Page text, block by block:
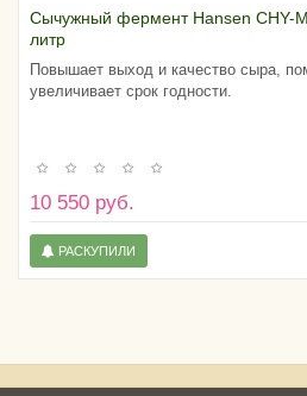
Сычужный фермент Hansen CHY-
литр
Повышает выход и качество сыра,
увеличивает срок годности.
10 550 руб.
РАСКУПИЛИ